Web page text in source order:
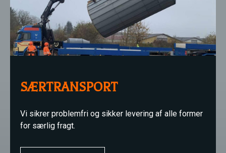
SÆRTRANSPORT
Vi sikrer problemfri og sikker levering af alle former
for særlig fragt.